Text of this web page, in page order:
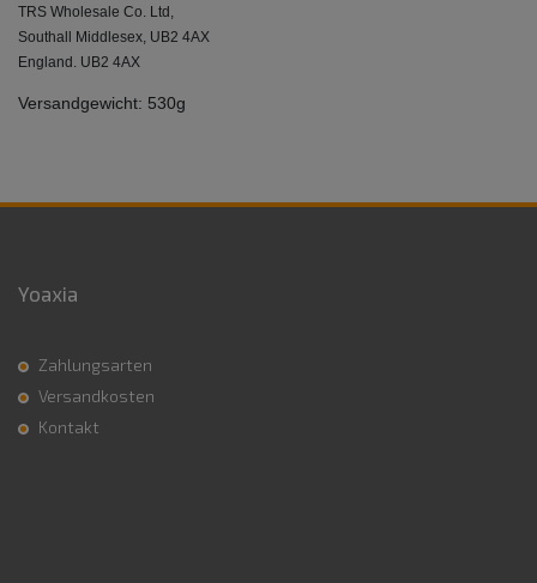
TRS Wholesale Co. Ltd,
Southall Middlesex, UB2 4AX
England. UB2 4AX
Versandgewicht: 530g
Yoaxia
Zahlungsarten
Versandkosten
Kontakt